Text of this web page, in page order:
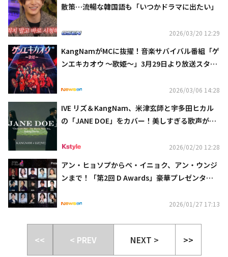
散策…流暢な韓国語も「いつかドラマに出たい」
2026/03/20 12:29
KangNamがMCに抜擢！音楽サバイバル番組「ゲ
ンエキカオウ ～歌姫～」3月29日より放送スター
2026/03/06 14:28
IVE リズ＆KangNam、米津玄師と宇多田ヒカル
の「JANE DOE」をカバー！美しすぎる歌声が話
2026/02/20 12:28
アン・ヒョソプからペ・イニョク、アン・ウンジ
ンまで！「第2回 D Awards」豪華プレゼンター2
2026/01/27 17:13
<< < PREV NEXT > >>